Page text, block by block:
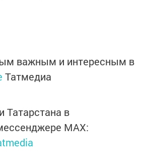
важным и интересным в
Татмедиа
Татарстана в
MАХ: